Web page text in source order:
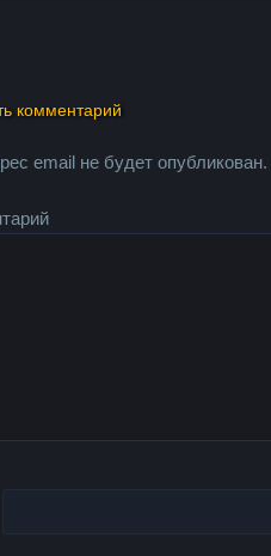
комментарий
email не будет опубликован.